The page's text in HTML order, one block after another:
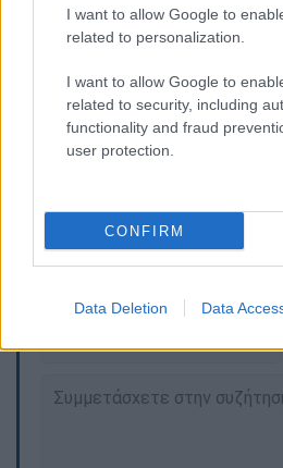
I want to allow Google to
related to personalization.
I want to allow Google to
related to security, including
functionality and fraud
user protection.
CONFIRM
Data Deletion Data
ομάδες στο Ιρακινό
χρησιμοποιείται εδώ και
καταφύγιο για πολλές
Κούρδων του Ιράν που